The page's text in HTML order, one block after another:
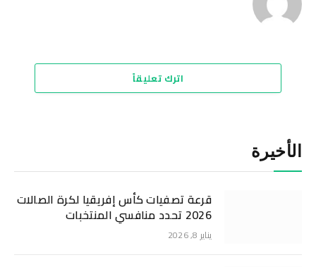
اترك تعليقاً
الأخيرة
قرعة تصفيات كأس إفريقيا لكرة الصالات
2026 تحدد منافسي المنتخبات
يناير 8, 2026